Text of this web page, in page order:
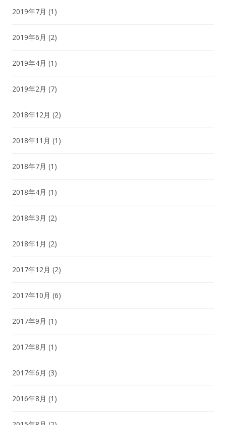
2019年7月 (1)
2019年6月 (2)
2019年4月 (1)
2019年2月 (7)
2018年12月 (2)
2018年11月 (1)
2018年7月 (1)
2018年4月 (1)
2018年3月 (2)
2018年1月 (2)
2017年12月 (2)
2017年10月 (6)
2017年9月 (1)
2017年8月 (1)
2017年6月 (3)
2016年8月 (1)